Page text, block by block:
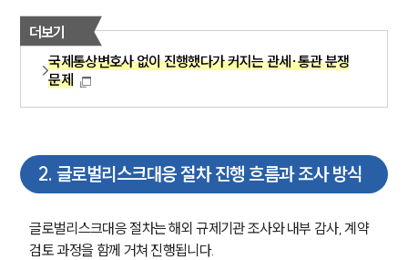
더보기
국제통상변호사 없이 진행했다가 커지는 관세·통관 분쟁
문제
2. 글로벌리스크대응 절차 진행 흐름과 조사 방식
글로벌리스크대응 절차는 해외 규제기관 조사와 내부 감사, 계약
검토 과정을 함께 거쳐 진행됩니다.